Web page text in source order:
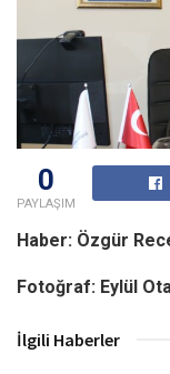
0
PAYLAŞIM
Haber: Özgür
Fotoğraf: Eylül
İlgili Haberler